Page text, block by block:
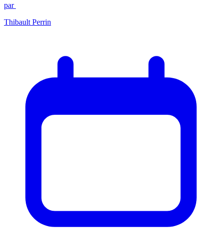
par
Thibault Perrin